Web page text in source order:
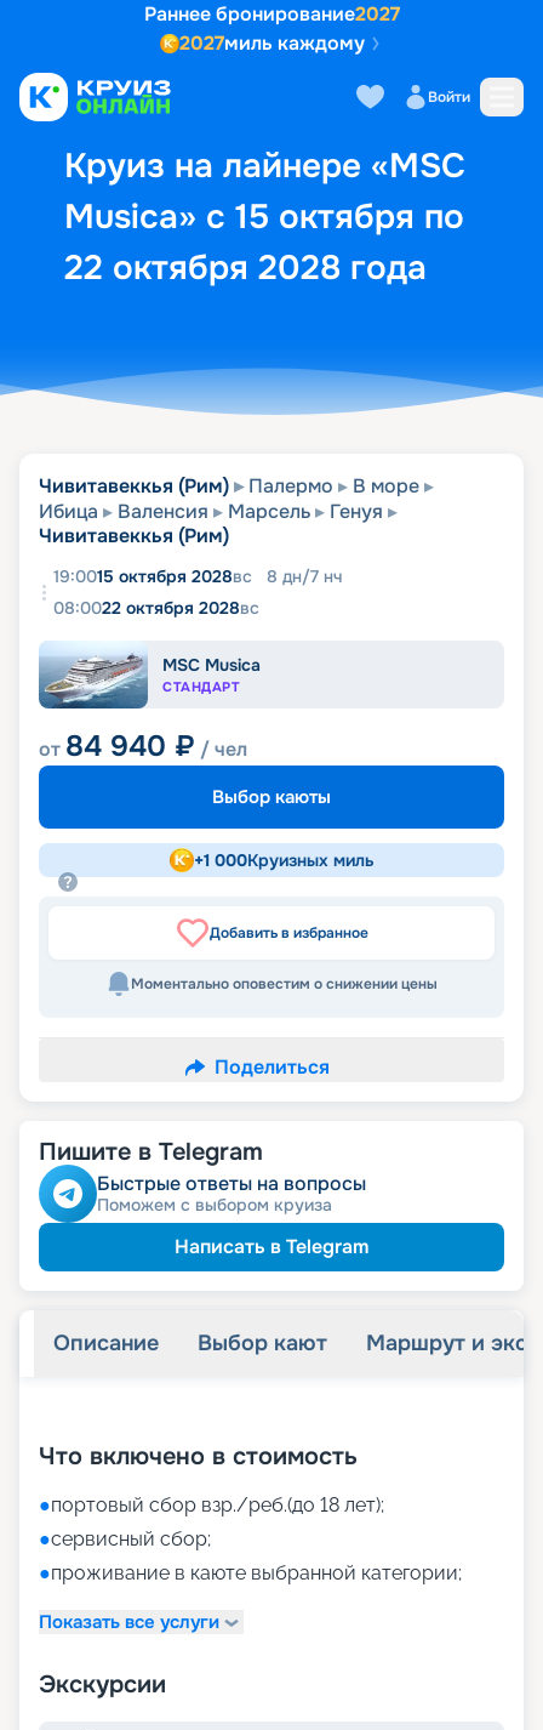
Раннее бронирование2027
2027миль каждому
Войти
Круиз на лайнере «MSC
Musica» с 15 октября по
22 октября 2028 года
Выбор кают Маршрут и
Чивитавеккья (Рим) Палермо
В море
Ибица
Валенсия Марсель
Генуя
Чивитавеккья (Рим)
19:0015 октября 2028вс 8 дн/7 нч
08:0022 октября 2028вс
MSC Musica
СТАНДАРТ
от 84 940 ₽ / чел
Выбор каюты
+1 000Круизных миль
Добавить в избранное
Моментально оповестим о снижении цены
Поделиться
Пишите в Telegram
Быстрые ответы на вопросы
Поможем с выбором круиза
Написать в Telegram
Описание Выбор кают Маршрут и
Что включено в стоимость
●портовый сбор взр./реб.(до 18 лет);
●сервисный сбор;
●проживание в каюте выбранной категории;
Показать все услуги
Экскурсии